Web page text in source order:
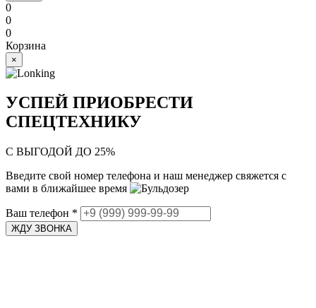
0
0
0
Корзина
×
УСПЕЙ ПРИОБРЕСТИ
СПЕЦТЕХНИКУ
С ВЫГОДОЙ ДО 25%
Введите свой номер телефона и наш менеджер свяжется с
вами в ближайшее время
Ваш телефон *